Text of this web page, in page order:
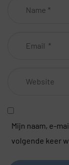
Mijn naam, e-
volgende keer